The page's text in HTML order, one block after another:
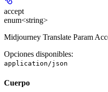
accept
enum<string>
Midjourney Translate Param
Opciones disponibles:
application/json
Cuerpo